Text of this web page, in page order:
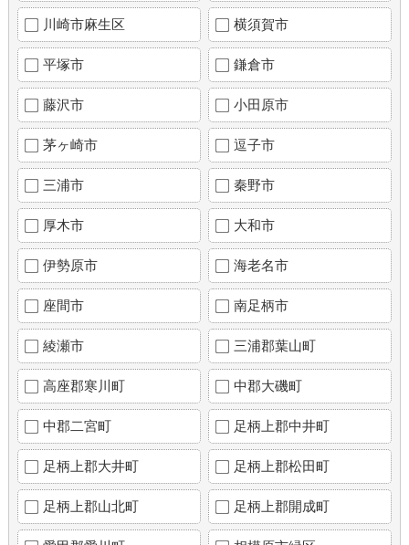
川崎市麻生区 横須賀市
平塚市 鎌倉市
藤沢市 小田原市
茅ヶ崎市 逗子市
三浦市 秦野市
厚木市 大和市
伊勢原市 海老名市
座間市 南足柄市
綾瀬市 三浦郡葉山町
高座郡寒川町 中郡大磯町
中郡二宮町 足柄上郡中井町
足柄上郡大井町 足柄上郡松田町
足柄上郡山北町 足柄上郡開成町